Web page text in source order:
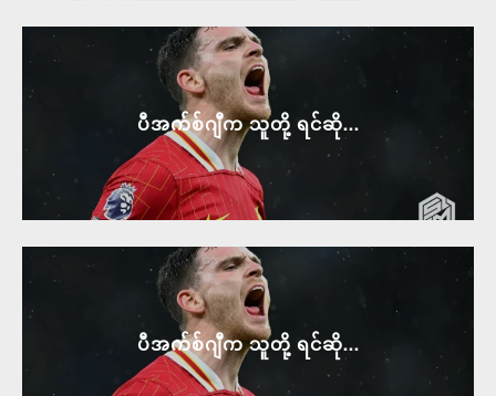
ပီအက်စ်ဂျီက သူတို့ ရင်ဆို...
ပီအက်စ်ဂျီက သူတို့ ရင်ဆို...